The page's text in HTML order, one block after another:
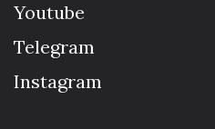
Youtube
Telegram
Instagram